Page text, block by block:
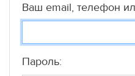
Ваш email, телефон
Пароль: